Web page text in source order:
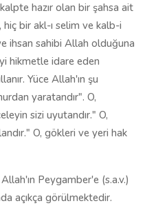
hazır olan bir şahsa ait
bir akl-ı se­lim ve kalb-i
ihsan sahibi Allah ol­duğuna
hikmetle idare eden
Yüce Allah'ın şu
yaratandır". O,
sizi uyutandır." O,
O, gökleri ve yeri hak
Peygamber'e (s.a.v.)
açıkça görülmektedir.